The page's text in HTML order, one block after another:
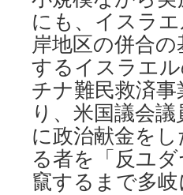
にも、イスラ
岸地区の併合
するイスラエ
チナ難民救済
り、米国議会
に政治献金を
る者を「反ユ
竄するまで多岐